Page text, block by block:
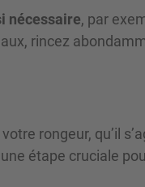
nécessaire, par
rincez
rongeur, qu’il
étape cruciale